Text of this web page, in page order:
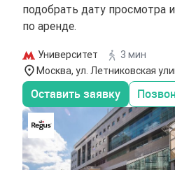
подобрать дату просмотра
по аренде.
Университет
3 мин
Москва, ул. Летниковская
этаж
Оставить заявку